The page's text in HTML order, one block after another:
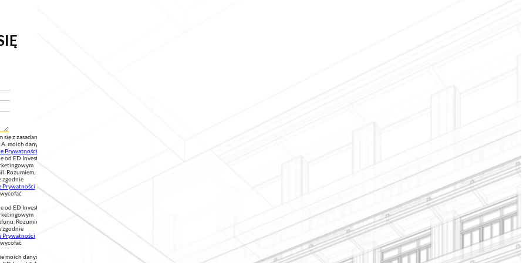
z zasadami
moich danych
Prywatności
od ED Invest
Rozumiem,
zgodnie
Prywatności
od ED Invest
Rozumiem,
zgodnie
Prywatności
moich danych